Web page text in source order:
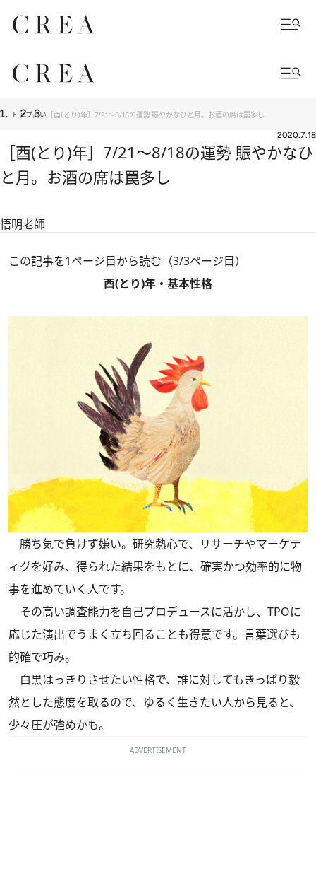
トップ占い ［酉(とり)年］7/21〜8/18の運勢 賑やかなひと月。お酒の席は罠多し
2020.7.18
［酉(とり)年］7/21〜8/18の運勢 賑やかなひ
と月。お酒の席は罠多し
悟明老師
この記事を1ページ目から読む（3/3ページ目）
酉(とり)年・基本性格
勝ち気で負けず嫌い。研究熱心で、リサーチやマーケテ
ィグを好み、得られた結果をもとに、確実かつ効率的に物
事を進めていく人です。
その高い調査能力を自己プロデュースに活かし、TPOに
応じた演出でうまく立ち回ることも得意です。言葉選びも
的確で巧み。
白黒はっきりさせたい性格で、誰に対してもきっぱり毅
然とした態度を取るので、ゆるく生きたい人から見ると、
少々圧が強めかも。
ADVERTISEMENT